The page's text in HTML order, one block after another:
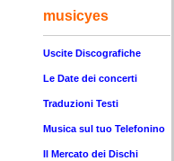
musicyes
Uscite Discografiche
Le Date dei concerti
Traduzioni Testi
Musica sul tuo Telefonino
Il Mercato dei Dischi